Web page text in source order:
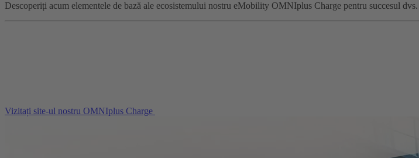
Descoperiți acum elementele de bază ale ecosistemului nostru eMobility OMNIplus Charge pentru succesul dvs.
Vizitați site-ul nostru OMNIplus Charge